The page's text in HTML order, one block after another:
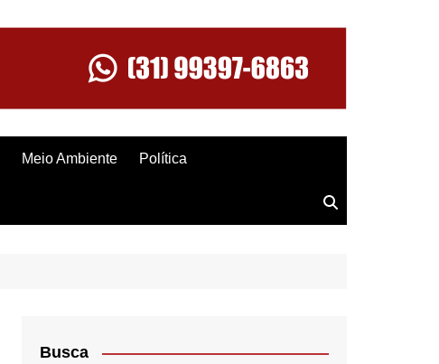
Meio Ambiente Política
Busca